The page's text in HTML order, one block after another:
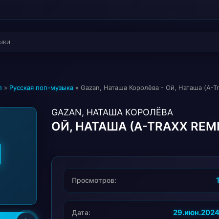
» Русская поп-музыка » Gazan, Наташа Королёва - Ой, Наташа (A-
GAZAN, НАТАША КОРОЛЁВА
ОЙ, НАТАША (A-TRAXX
Просмотров: 1
Дата: 29.июн.2024